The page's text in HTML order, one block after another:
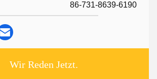
86-731-8639-6190
Wir Reden Jetzt.